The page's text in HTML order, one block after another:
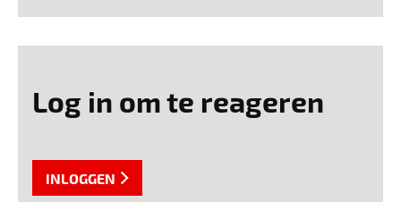
Log in om te reageren
INLOGGEN